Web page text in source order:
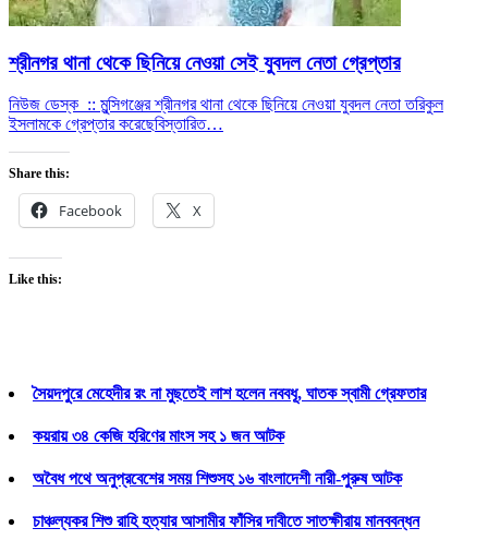
শ্রীনগর থানা থেকে ছিনিয়ে নেওয়া সেই যুবদল নেতা গ্রেপ্তার
নিউজ ডেস্ক :: মুন্সিগঞ্জের শ্রীনগর থানা থেকে ছিনিয়ে নেওয়া যুবদল নেতা তরিকুল
ইসলামকে গ্রেপ্তার করেছেবিস্তারিত…
Share this:
Facebook X
Like this:
সৈয়দপুরে মেহেদীর রং না মুছতেই লাশ হলেন নববধূ, ঘাতক স্বামী গ্রেফতার
কয়রায় ৩৪ কেজি হরিণের মাংস সহ ১ জন আটক
অবৈধ পথে অনুপ্রবেশের সময় শিশুসহ ১৬ বাংলাদেশী নারী-পুরুষ আটক
চাঞ্চল্যকর শিশু রাহি হত্যার আসামীর ফাঁসির দাবীতে সাতক্ষীরায় মানববন্ধন